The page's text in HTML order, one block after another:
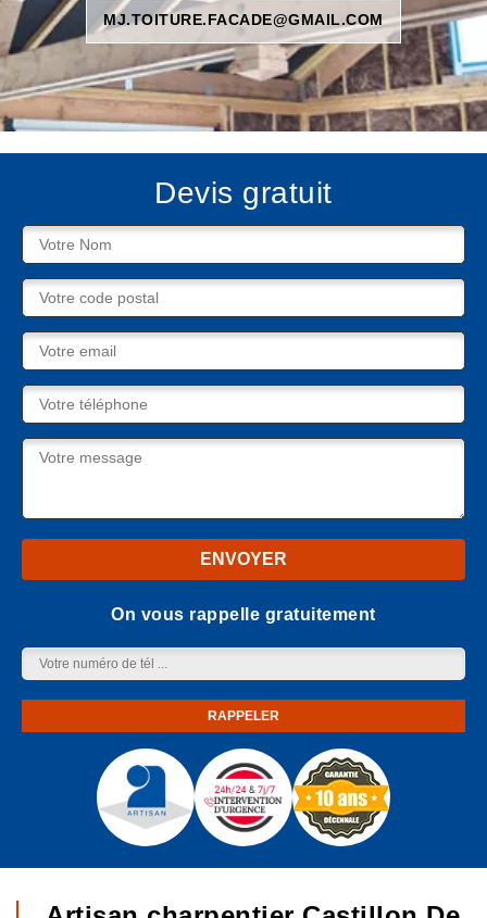
MJ.TOITURE.FACADE@GMAIL.COM
Devis gratuit
On vous rappelle gratuitement